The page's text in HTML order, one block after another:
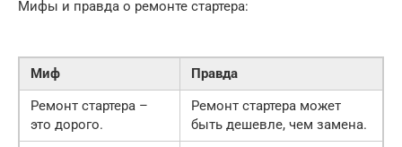
Мифы и правда о ремонте стартера:
Миф
Правда
Ремонт стартера –
это дорого.
Ремонт стартера может
быть дешевле, чем замена.